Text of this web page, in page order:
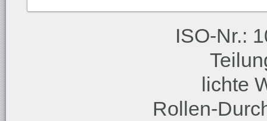
ISO-Nr.:
lichte
Rollen-